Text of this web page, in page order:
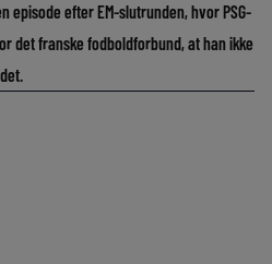
episode efter EM-slutrunden, hvor PSG-
det franske fodboldforbund, at han ikke